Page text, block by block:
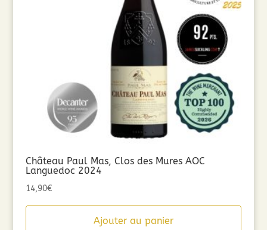
Château Paul Mas, Clos des Mures AOC
Languedoc 2024
14,90€
Ajouter au panier